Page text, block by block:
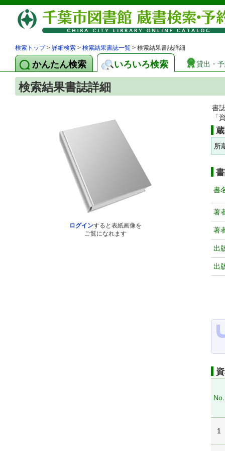
検索トップ> 詳細検索 > 検索結果書誌一覧 > 検索結果書誌詳細
かんたん検索 いろいろ検索 貸出・
検索結果書誌詳細
ログインすると表紙画像を
ご覧になれます
書
「
所
書
著
著
出
出
No.
1